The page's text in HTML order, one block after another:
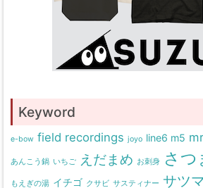
Keyword
e-bow field recordings joyo line6 m5
あんこう鍋 いちご えだまめ お刺身 さつ
もえぎの湯 イチゴ クサビ サスティナー サツ